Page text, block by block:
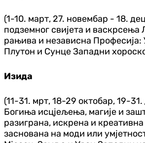
(1-10. март, 27. новембар - 18.
подземног свијета и васкрсења
рањива и независна
Плутон и Сунце Западни
Изида
(11-31. мрт, 18-29 октобар, 19-
Богиња исцјељења, магије и
разиграна, искрена и
заснована на моди или